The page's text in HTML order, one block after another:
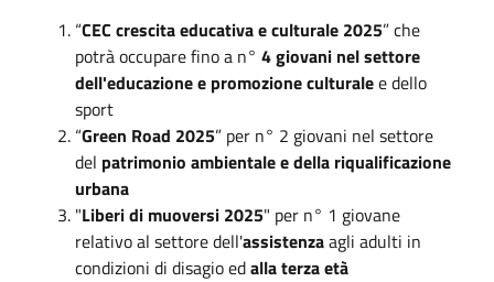
“CEC crescita educativa e culturale 2025” che
potrà occupare fino a n° 4 giovani nel settore
dell'educazione e promozione culturalee dello
sport
“Green Road 2025” per n° 2 giovani nel settore
del patrimonio ambientale e della riqualificazione
urbana
"Liberi di muoversi 2025" per n° 1 giovane
relativo al settore dell'assistenzaagli adulti in
condizioni di disagio edalla terza età